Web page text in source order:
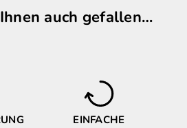
auch gefallen…
EINFACHE